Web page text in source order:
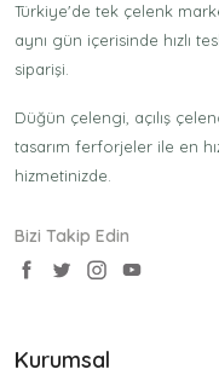
Türkiye'de tek çelenk
aynı gün içerisinde hızlı
siparişi.
Düğün çelengi, açılış
tasarım ferforjeler ile en
hizmetinizde.
Bizi Takip Edin
Kurumsal